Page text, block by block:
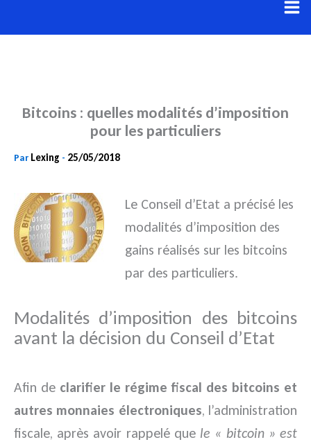
au
Bitcoins : quelles modalités d’imposition
pour les particuliers
Par Lexing - 25/05/2018
Le Conseil d’Etat a précisé les
modalités d’imposition des
gains réalisés sur les bitcoins
par des particuliers.
Modalités d’imposition des bitcoins
avant la décision du Conseil d’Etat
Afin de clarifier le régime fiscal des bitcoins et
autres monnaies électroniques, l’administration
fiscale, après avoir rappelé que le « bitcoin » est